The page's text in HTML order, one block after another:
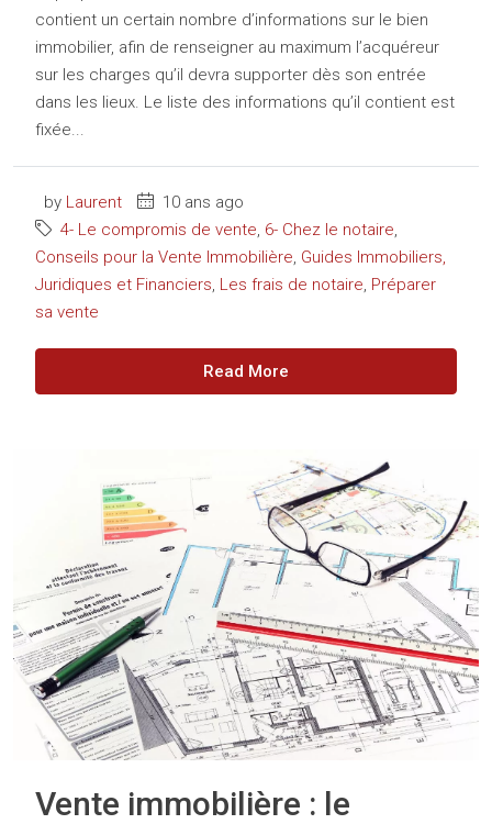
contient un certain nombre d’informations sur le bien
immobilier, afin de renseigner au maximum l’acquéreur
sur les charges qu’il devra supporter dès son entrée
dans les lieux. Le liste des informations qu’il contient est
fixée...
by Laurent
10 ans ago
4- Le compromis de vente, 6- Chez le notaire,
Conseils pour la Vente Immobilière, Guides Immobiliers,
Juridiques et Financiers, Les frais de notaire, Préparer
sa vente
Read More
Vente immobilière : le